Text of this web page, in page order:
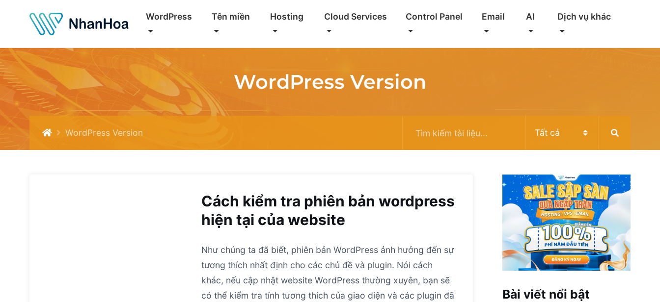
WordPress Tên miền Hosting Cloud Services Control Panel Email AI Dịch vụ khác
WordPress Version
WordPress Version
Cách kiểm tra phiên bản wordpress
hiện tại của website
Như chúng ta đã biết, phiên bản WordPress ảnh hưởng đến sự
tương thích nhất định cho các chủ đề và plugin. Nói cách
khác, nếu cập nhật website WordPress thường xuyên, bạn sẽ
có thể kiểm tra tính tương thích của giao diện và các plugin đã
Bài viết nổi bật